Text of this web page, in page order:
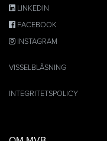
LINKEDIN
FACEBOOK
INSTAGRAM
VISSELBLÅSNING
INTEGRITETSPOLICY